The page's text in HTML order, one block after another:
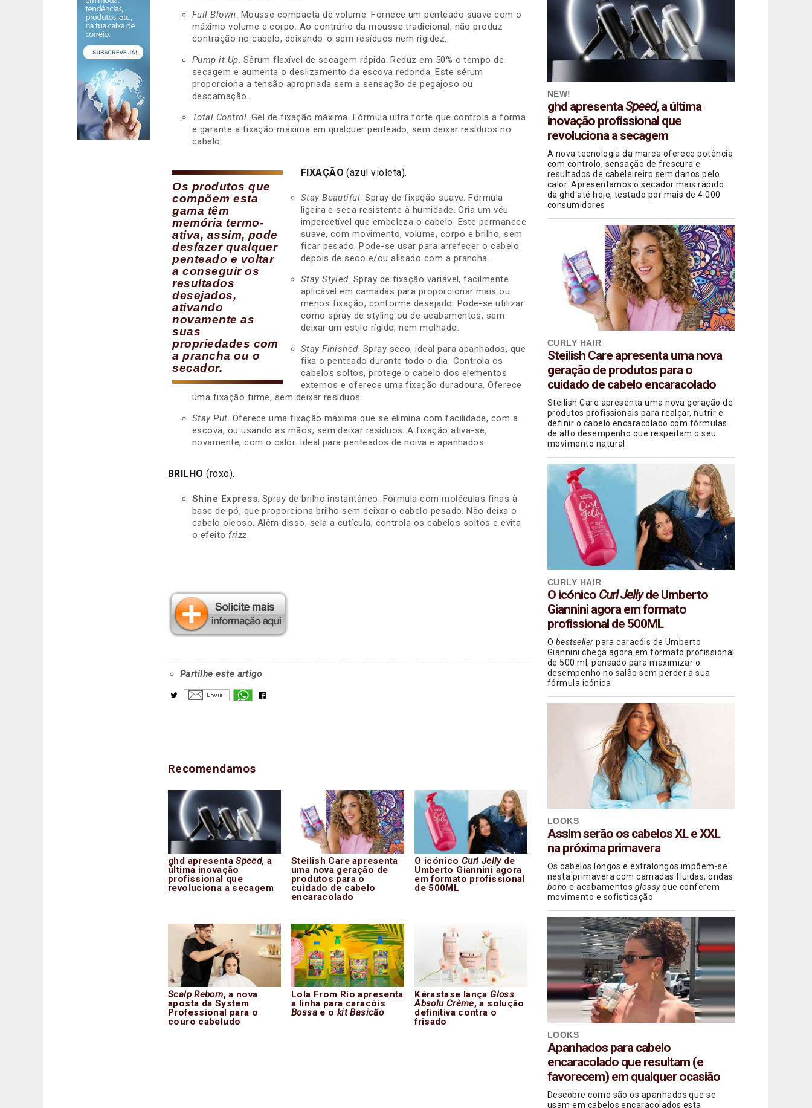
NEW!
ghd apresentaSpeed, a última
inovação profissional que
revoluciona a secagem
A nova tecnologia da marca oferece potência
com controlo, sensação de frescura e
resultados de cabeleireiro sem danos pelo
calor. Apresentamos o secador mais rápido
da ghd até hoje, testado por mais de 4.000
consumidores
CURLY HAIR
Steilish Care apresenta uma nova
geração de produtos para o
cuidado de cabelo encaracolado
Steilish Care apresenta uma nova geração de
produtos profissionais para realçar, nutrir e
definir o cabelo encaracolado com fórmulas
de alto desempenho que respeitam o seu
movimento natural
CURLY HAIR
O icónico Curl Jellyde Umberto
Giannini agora em formato
profissional de 500ML
O bestseller para caracóis de Umberto
Giannini chega agora em formato profissional
de 500 ml, pensado para maximizar o
desempenho no salão sem perder a sua
fórmula icónica
LOOKS
Assim serão os cabelos XL e XXL
na próxima primavera
Os cabelos longos e extralongos impõem-se
nesta primavera com camadas fluidas, ondas
boho e acabamentos glossyque conferem
movimento e sofisticação
LOOKS
Apanhados para cabelo
encaracolado que resultam (e
favorecem) em qualquer ocasião
Descobre como são os apanhados que se
usam em cabelos encaracolados esta
Full Blown. Mousse compacta de volume. Fornece um penteado suave com o
máximo volume e corpo. Ao contrário da mousse tradicional, não produz
contração no cabelo, deixando-o sem resíduos nem rigidez.
Pump it Up. Sérum flexível de secagem rápida. Reduz em 50% o tempo de
secagem e aumenta o deslizamento da escova redonda. Este sérum
proporciona a tensão apropriada sem a sensação de pegajoso ou
descamação.
Total Control. Gel de fixação máxima. Fórmula ultra forte que controla a forma
e garante a fixação máxima em qualquer penteado, sem deixar resíduos no
cabelo.
Os produtos que
compõem esta
gama têm
memória termo-
ativa, assim, pode
desfazer qualquer
penteado e voltar
a conseguir os
resultados
desejados,
ativando
novamente as
suas
propriedades com
a prancha ou o
secador.
FIXAÇÃO (azul violeta).
Stay Beautiful. Spray de fixação suave. Fórmula
ligeira e seca resistente à humidade. Cria um véu
impercetível que embeleza o cabelo. Este permanece
suave, com movimento, volume, corpo e brilho, sem
ficar pesado. Pode-se usar para arrefecer o cabelo
depois de seco e/ou alisado com a prancha.
Stay Styled. Spray de fixação variável, facilmente
aplicável em camadas para proporcionar mais ou
menos fixação, conforme desejado. Pode-se utilizar
como spray de styling ou de acabamentos, sem
deixar um estilo rígido, nem molhado.
Stay Finished. Spray seco, ideal para apanhados, que
fixa o penteado durante todo o dia. Controla os
cabelos soltos, protege o cabelo dos elementos
externos e oferece uma fixação duradoura. Oferece
uma fixação firme, sem deixar resíduos.
Stay Put. Oferece uma fixação máxima que se elimina com facilidade, com a
escova, ou usando as mãos, sem deixar resíduos. A fixação ativa-se,
novamente, com o calor. Ideal para penteados de noiva e apanhados.
BRILHO (roxo).
Shine Express. Spray de brilho instantâneo. Fórmula com moléculas finas à
base de pó, que proporciona brilho sem deixar o cabelo pesado. Não deixa o
cabelo oleoso. Além disso, sela a cutícula, controla os cabelos soltos e evita
o efeito frizz.
Partilhe este artigo
Recomendamos
ghd apresentaSpeed, a
última inovação
profissional que
revoluciona a secagem
Steilish Care apresenta
uma nova geração de
produtos para o
cuidado de cabelo
encaracolado
O icónico Curl Jellyde
Umberto Giannini agora
em formato profissional
de 500ML
Scalp Reborn, a nova
aposta da System
Professional para o
couro cabeludo
Lola From Río apresenta
a linha para caracóis
Bossae o kit Basicão
Kérastase lança Gloss
Absolu Crème, a solução
definitiva contra o
frisado